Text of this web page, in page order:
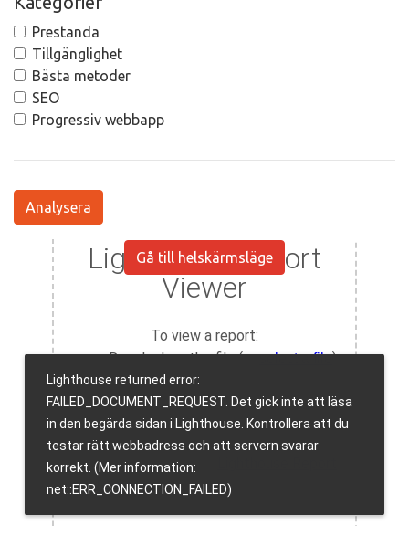
Prestanda
Tillgänglighet
Bästa metoder
SEO
Progressiv webbapp
Analysera
Gå till helskärmsläge